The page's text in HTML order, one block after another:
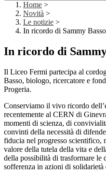
Home >
Novità >
Le notizie >
In ricordo di Sammy Basso
In ricordo di
Il Liceo Fermi partecipa al
Basso, biologo, ricercatore e
Progeria.
Conserviamo il vivo ricordo
recentemente al CERN di
momenti di scienza, di
convinti della necessità di
fiducia nel progresso scientifico,
valore della tutela della vita e
della possibilità di trasformare le
sofferenza in azioni di solidarietà